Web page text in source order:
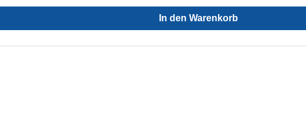
In den Warenkorb